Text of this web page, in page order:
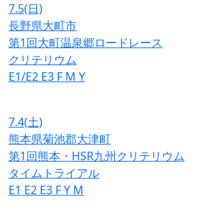
7.5(日)
長野県大町市
第1回大町温泉郷ロードレース
クリテリウム
E1/E2 E3 F M Y
7.4(土)
熊本県菊池郡大津町
第1回熊本・HSR九州クリテリウム
タイムトライアル
E1 E2 E3 FY M